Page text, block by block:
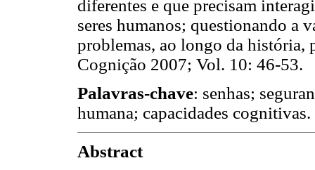
diferentes e que precisam
seres humanos; questionando a
problemas, ao longo da história,
Cognição 2007; Vol. 10: 46-53.
Palavras-chave: senhas;
humana; capacidades cognitivas.
Abstract